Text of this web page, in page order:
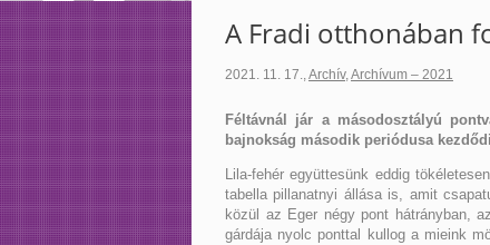
A Fradi otthonában
2021. 11. 17.,Archív,Archívum – 2021
Féltávnál jár a másodosztályú
bajnokság második periódusa
Lila-fehér együttesünk eddig
tabella pillanatnyi állása is, amit
közül az Eger négy pont hátrányban,
gárdája nyolc ponttal kullog a mieink